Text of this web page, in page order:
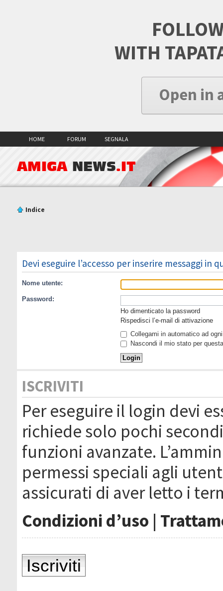
WITH
Open in
HOME FORUM SEGNALA
AMIGA NEWS.IT
Indice
Devi eseguire l’accesso per inserire messaggi in
Nome utente:
Password:
Ho dimenticato la password
Rispedisci l’e-mail di attivazione
Collegami in automatico ad
Nascondi il mio stato per
ISCRIVITI
Per eseguire il login devi
richiede solo pochi
funzioni avanzate.
permessi speciali agli
assicurati di aver letto i
Condizioni d’uso |
Iscriviti